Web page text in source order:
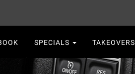
SPECIALS TAKEOVERS